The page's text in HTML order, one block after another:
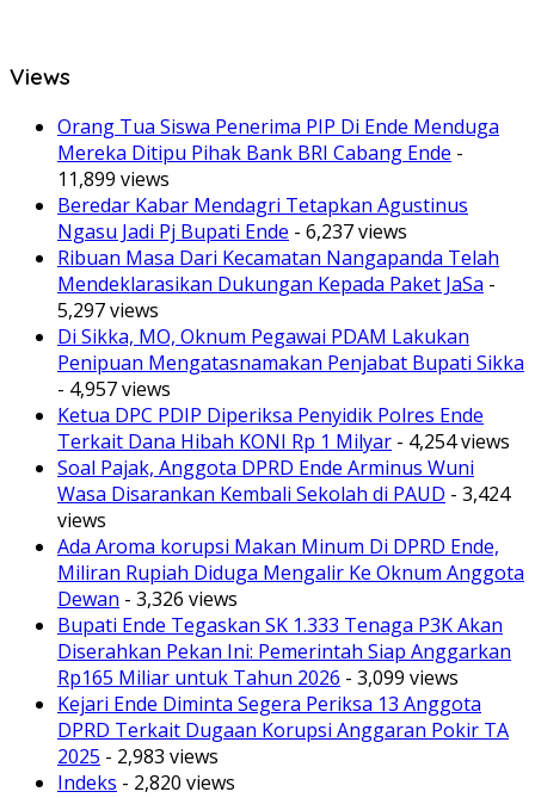
Views
Orang Tua Siswa Penerima PIP Di Ende Menduga
Mereka Ditipu Pihak Bank BRI Cabang Ende -
11,899 views
Beredar Kabar Mendagri Tetapkan Agustinus
Ngasu Jadi Pj Bupati Ende - 6,237 views
Ribuan Masa Dari Kecamatan Nangapanda Telah
Mendeklarasikan Dukungan Kepada Paket JaSa -
5,297 views
Di Sikka, MO, Oknum Pegawai PDAM Lakukan
Penipuan Mengatasnamakan Penjabat Bupati Sikka
- 4,957 views
Ketua DPC PDIP Diperiksa Penyidik Polres Ende
Terkait Dana Hibah KONI Rp 1 Milyar - 4,254 views
Soal Pajak, Anggota DPRD Ende Arminus Wuni
Wasa Disarankan Kembali Sekolah di PAUD - 3,424
views
Ada Aroma korupsi Makan Minum Di DPRD Ende,
Miliran Rupiah Diduga Mengalir Ke Oknum Anggota
Dewan - 3,326 views
Bupati Ende Tegaskan SK 1.333 Tenaga P3K Akan
Diserahkan Pekan Ini: Pemerintah Siap Anggarkan
Rp165 Miliar untuk Tahun 2026 - 3,099 views
Kejari Ende Diminta Segera Periksa 13 Anggota
DPRD Terkait Dugaan Korupsi Anggaran Pokir TA
2025 - 2,983 views
Indeks - 2,820 views